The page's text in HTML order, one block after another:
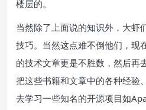
楼层的。
当然除了上面说的知识外，大虾
技巧。当然这点难不倒他们，现
的技术文章更是不胜数，然后再
把这些书籍和文章中的各种经验
去学习一些知名的开源项目如